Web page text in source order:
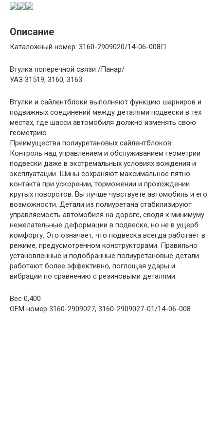
Описание
Каталожный номер: 3160-2909020/14-06-008П
Втулка поперечной связи /Панар/
УАЗ 31519, 3160, 3163
Втулки и сайлентблоки выполняют функцию шарниров и
подвижных соединений между деталями подвески в тех
местах, где шасси автомобиля должно изменять свою
геометрию.
Преимущества полиуретановых сайлентблоков:
Контроль над управлением и обслуживанием геометрии
подвески даже в экстремальных условиях вождения и
эксплуатации. Шины сохраняют максимальное пятно
контакта при ускорении, торможении и прохождении
крутых поворотов. Вы лучше чувствуете автомобиль и его
возможности. Детали из полиуретана стабилизируют
управляемость автомобиля на дороге, сводя к минимуму
нежелательные деформации в подвеске, но не в ущерб
комфорту. Это означает, что подвеска всегда работает в
режиме, предусмотренном конструкторами. Правильно
установленные и подобранные полиуретановые детали
работают более эффективно, поглощая удары и
вибрации по сравнению с резиновыми деталями.
Вес 0,400
ОЕМ номер 3160-2909027, 3160-2909027-01/14-06-008